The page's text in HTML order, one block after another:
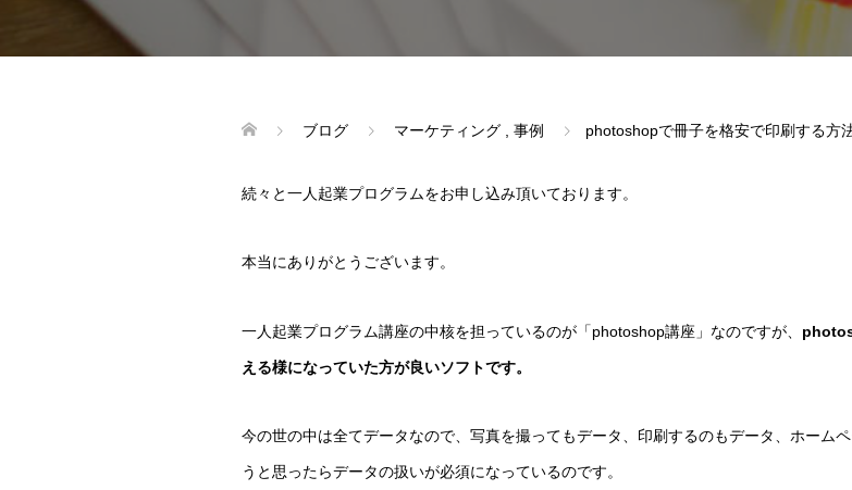
ブログ マーケティング 事例 photoshopで冊子を格安で印刷する方
続々と一人起業プログラムをお申し込み頂いております。
本当にありがとうございます。
一人起業プログラム講座の中核を担っているのが「photoshop講座」なのですが、
える様になっていた方が良いソフトです。
今の世の中は全てデータなので、写真を撮ってもデータ、印刷するのもデータ、ホーム
うと思ったらデータの扱いが必須になっているのです。